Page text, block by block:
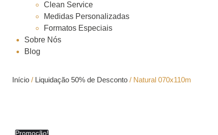
Clean Service
Medidas Personalizadas
Formatos Especiais
Sobre Nós
Blog
Início / Liquidação 50% de Desconto / Natural 070x110m
Promoção!